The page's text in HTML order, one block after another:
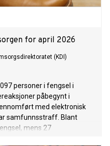
for april 2026
(KDI)
personer i fengsel i
påbegynt i
med elektronisk
samfunnsstraff. Blant
mens 27